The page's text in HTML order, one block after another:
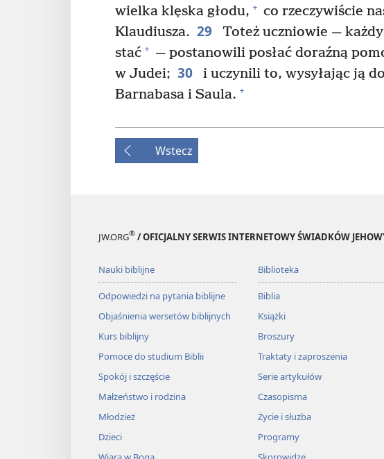
wielka klęska głodu, + co rzeczywiście
Klaudiusza. 29
Toteż uczniowie —
stać + — postanowili posłać doraźną
w Judei; 30
i uczynili to, wysyłając ją
Barnabasa i Saula. +
Wstecz
JW.ORG® / OFICJALNY SERWIS INTERNETOWY ŚWIADKÓW
Nauki biblijne
Odpowiedzi na pytania biblijne
Objaśnienia wersetów biblijnych
Kurs biblijny
Pomoce do studium Biblii
Spokój i szczęście
Małżeństwo i rodzina
Młodzież
Dzieci
Biblioteka
Biblia
Książki
Broszury
Traktaty i zaproszenia
Serie artykułów
Czasopisma
Życie i służba
Programy